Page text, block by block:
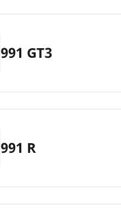
991 GT3
991 R